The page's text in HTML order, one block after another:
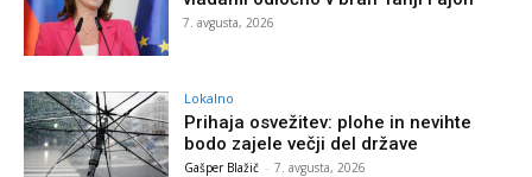
7. avgusta, 2026
Lokalno
Prihaja osvežitev: plohe in nevihte
bodo zajele večji del države
Gašper Blažič - 7. avgusta, 2026